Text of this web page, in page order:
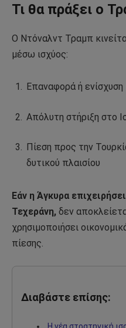
Τι θα πράξει ο
Ο Ντόναλντ Τραμπ
μέσω ισχύος:
Επαναφορά ή
Απόλυτη στήριξη στο
Πίεση προς την
δυτικού πλαισίου
Εάν η Άγκυρα
Τεχεράνη, δεν
χρησιμοποιήσει
πίεσης.
Διαβάστε επίσης: